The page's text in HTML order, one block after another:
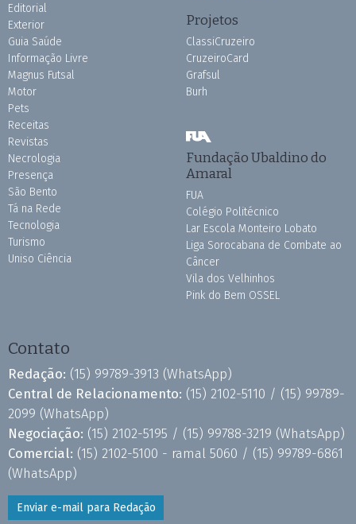
Editorial
Exterior
Guia Saúde
Informação Livre
Magnus Futsal
Motor
Pets
Receitas
Revistas
Necrologia
Presença
São Bento
Tá na Rede
Tecnologia
Turismo
Uniso Ciência
Projetos
ClassiCruzeiro
CruzeiroCard
Grafsul
Burh
Fundação Ubaldino do
Amaral
FUA
Colégio Politécnico
Lar Escola Monteiro Lobato
Liga Sorocabana de Combate ao
Câncer
Vila dos Velhinhos
Pink do Bem OSSEL
Contato
Redação: (15) 99789-3913 (WhatsApp)
Central de Relacionamento: (15) 2102-5110 / (15) 99789-
2099 (WhatsApp)
Negociação: (15) 2102-5195 / (15) 99788-3219 (WhatsApp)
Comercial: (15) 2102-5100 - ramal 5060 / (15) 99789-6861
(WhatsApp)
Enviar e-mail para Redação